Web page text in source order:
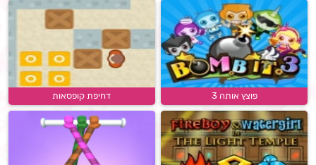
פוצץ אותה 3 דחיפת קופסאות